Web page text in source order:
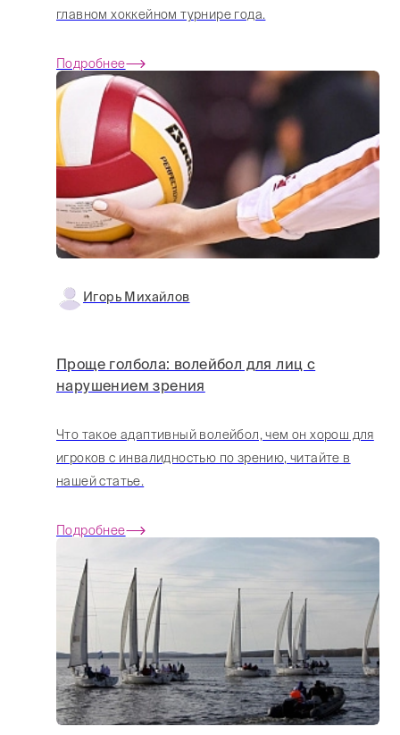
главном хоккейном турнире года.
Подробнее
Игорь Михайлов
Проще голбола: волейбол для лиц с
нарушением зрения
Что такое адаптивный волейбол, чем он хорош для
игроков с инвалидностью по зрению, читайте в
нашей статье.
Подробнее